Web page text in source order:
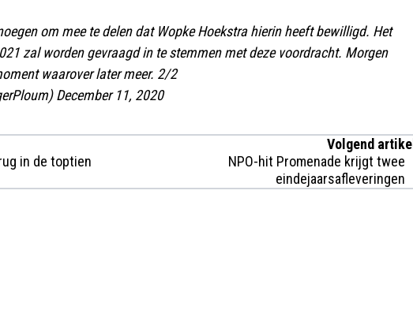
om mee te delen dat Wopke Hoekstra hierin heeft bewilligd. Het
zal worden gevraagd in te stemmen met deze voordracht. Morgen
waarover later meer. 2/2
December 11, 2020
in de toptien
Volgend artikel
NPO-hit Promenade krijgt twee
eindejaarsafleveringen